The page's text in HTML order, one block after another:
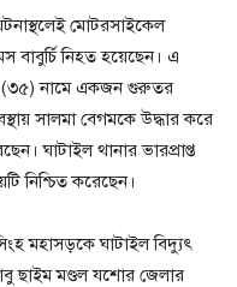
ঘটনাস্থলেই মোটরসাইকেল
নিহত হয়েছেন। এ
(৩৫) নামে একজন গুরুতর
সালমা বেগমকে উদ্ধার করে
ঘাটাইল থানার ভারপ্রাপ্ত
নিশ্চিত করেছেন।
মহাসড়কে ঘাটাইল বিদ্যুৎ
ছাইম মণ্ডল যশোর জেলার